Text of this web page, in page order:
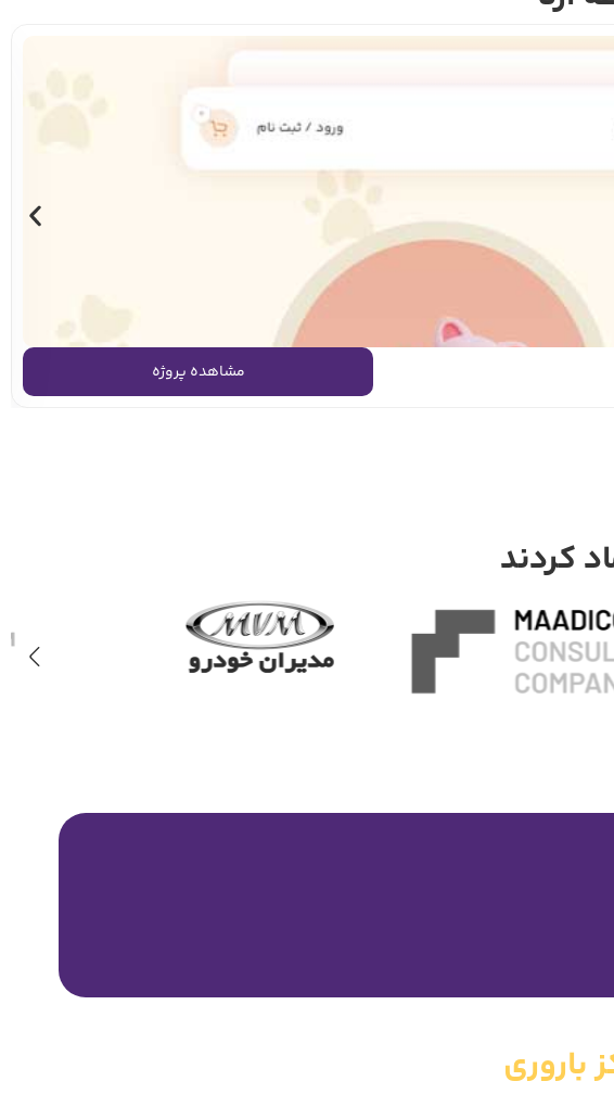
مشاهده پروژه
کردند
باروری